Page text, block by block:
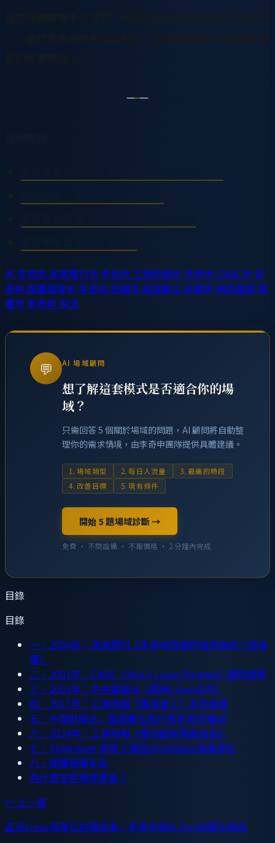
💬 李奇申 商業周刊💬 李奇申 工商時報💬 李奇申 CNBC💬 李
奇申 媒體報導💬 李奇申 新聞💬 龍雲數位 新聞💬 網虎國際 媒
體💬 李奇申 採訪
💬 AI 場域顧問
想了解這套模式是否適合你的場
域？
只需回答 5 個關於場域的問題，AI 顧問將自動整
理你的需求情境，由李奇申團隊提供具體建議。
1. 場域類型 2. 每日人流量
3. 最痛的時段
4. 改善目標
5. 現有條件
開始 5 題場域診斷 →
免費 · 不問設備 · 不報價格 · 2 分鐘內完成
目錄
目錄
一、2000年：商業周刊《李奇申用幾杯咖啡換來六億身
價》
二、2001年：CNBC《Asia's Linux Pioneer》國際報導
三、2001年：中央電視台《兩岸Linux合作》
四、2017年：工商時報《職場達人》系列報導
五、中華財經台：龍雲數位執行長李奇申專訪
六、2024年：工商時報《堅持創新再創成長》
七、Slideshare 鼎新×龍雲WorkShop演講資料
八、媒體報導年表
為什麼這些報導重要？
← 上一篇
亞洲Linux商業化的開拓者：李奇申與XLinux的歷史角色